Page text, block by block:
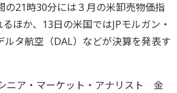
の21時30分には３月の米卸売物価指
ほか、13日の米国ではJPモルガン・
ルタ航空（DAL）などが決算を発表す
ニア・マーケット・アナリスト 金